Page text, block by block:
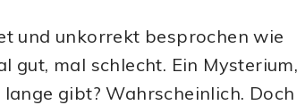
und unkorrekt besprochen wie
gut, mal schlecht. Ein Mysterium,
gibt? Wahrscheinlich. Doch